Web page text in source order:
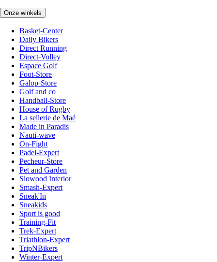
Onze winkels
Basket-Center
Daily Bikers
Direct Running
Direct-Volley
Espace Golf
Foot-Store
Galop-Store
Golf and co
Handball-Store
House of Rugby
La sellerie de Maé
Made in Paradis
Nauti-wave
On-Fight
Padel-Expert
Pecheur-Store
Pet and Garden
Slowood Interior
Smash-Expert
Sneak'In
Sneakids
Sport is good
Training-Fit
Trek-Expert
Triathlon-Expert
TripNBikers
Winter-Expert